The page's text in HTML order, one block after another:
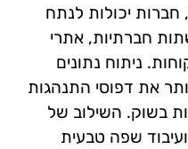
יכולות לנתח
חברתיות, אתרי
ניתוח נתונים
את דפוסי התנהגות
בשוק. השילוב של
שפה טבעית